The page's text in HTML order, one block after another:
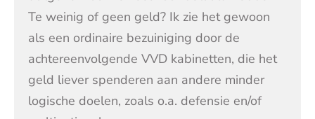
Te weinig of geen geld? Ik zie het gewoon
als een ordinaire bezuiniging door de
achtereenvolgende VVD kabinetten, die het
geld liever spenderen aan andere minder
logische doelen, zoals o.a. defensie en/of